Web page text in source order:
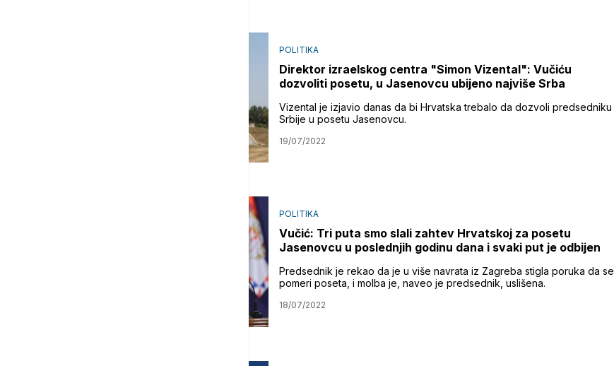
POLITIKA
Direktor izraelskog centra "Simon Vizental": Vučiću
dozvoliti posetu, u Jasenovcu ubijeno najviše Srba
Vizental je izjavio danas da bi Hrvatska trebalo da dozvoli predsedniku
Srbije u posetu Jasenovcu.
19/07/2022
POLITIKA
Vučić: Tri puta smo slali zahtev Hrvatskoj za posetu
Jasenovcu u poslednjih godinu dana i svaki put je odbijen
Predsednik je rekao da je u više navrata iz Zagreba stigla poruka da se
pomeri poseta, i molba je, naveo je predsednik, uslišena.
18/07/2022